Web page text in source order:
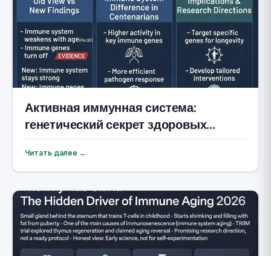
Активная иммунная система:
генетический секрет здоровых
долгожителей
Читать далее ←